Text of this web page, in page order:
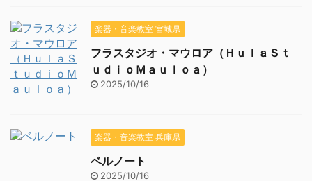
楽器・音楽教室 宮城県
フラスタジオ・マウロア（ＨｕｌａＳｔ
ｕｄｉｏＭａｕｌｏａ）
2025/10/16
楽器・音楽教室 兵庫県
ベルノート
2025/10/16